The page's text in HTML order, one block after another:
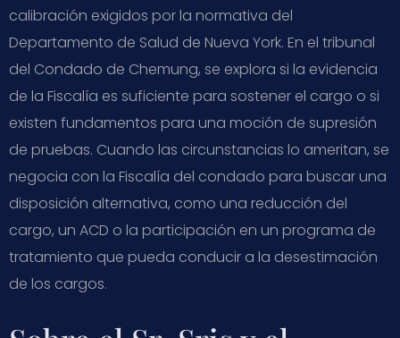
calibración exigidos por la normativa del
Departamento de Salud de Nueva York. En el tribunal
del Condado de Chemung, se explora si la evidencia
de la Fiscalía es suficiente para sostener el cargo o si
existen fundamentos para una moción de supresión
de pruebas. Cuando las circunstancias lo ameritan, se
negocia con la Fiscalía del condado para buscar una
disposición alternativa, como una reducción del
cargo, un ACD o la participación en un programa de
tratamiento que pueda conducir a la desestimación
de los cargos.